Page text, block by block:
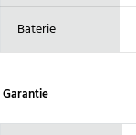
Baterie
Garantie